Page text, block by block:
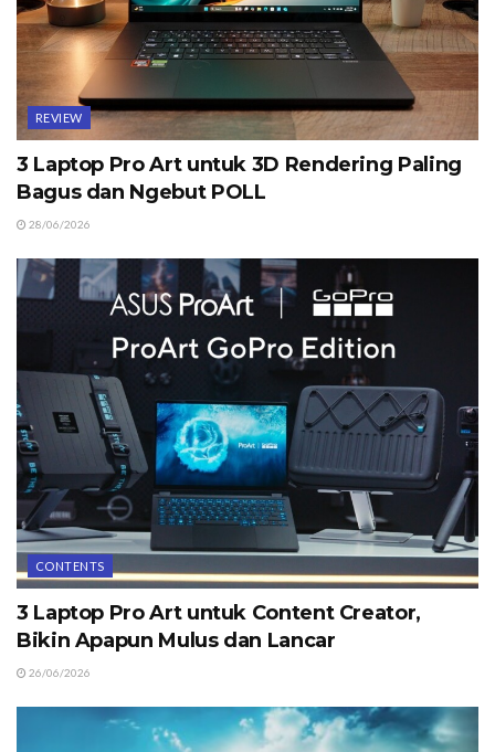
REVIEW
3 Laptop Pro Art untuk 3D Rendering Paling
Bagus dan Ngebut POLL
28/06/2026
CONTENTS
3 Laptop Pro Art untuk Content Creator,
Bikin Apapun Mulus dan Lancar
26/06/2026